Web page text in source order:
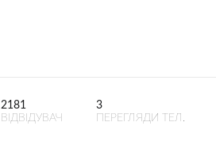
2181
ВІДВІДУВАЧ
3
ПЕРЕГЛЯДИ ТЕЛ.